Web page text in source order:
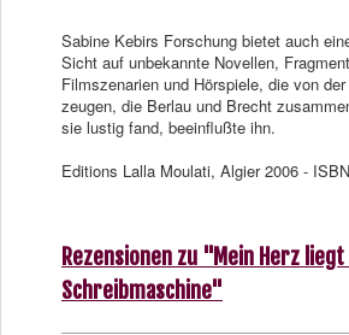
Sabine Kebirs Forschung bietet auch
Sicht auf unbekannte Novellen,
Filmszenarien und Hörspiele, die von
zeugen, die Berlau und Brecht
sie lustig fand, beeinflußte ihn.
Editions Lalla Moulati, Algier 2006 -
Rezensionen zu "Mein Herz
Schreibmaschine"